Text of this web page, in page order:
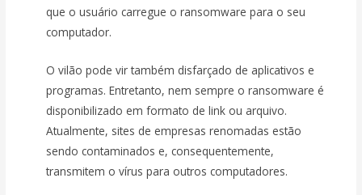
que o usuário carregue o ransomware para o seu
computador.
O vilão pode vir também disfarçado de aplicativos e
programas. Entretanto, nem sempre o ransomware é
disponibilizado em formato de link ou arquivo.
Atualmente, sites de empresas renomadas estão
sendo contaminados e, consequentemente,
transmitem o vírus para outros computadores.